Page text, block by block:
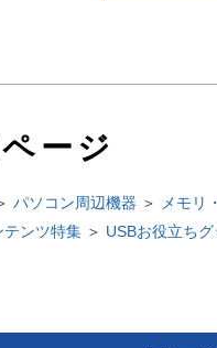
ージ
パソコン周辺機器 ＞ メモリ
テンツ特集 ＞ USBお役立ち